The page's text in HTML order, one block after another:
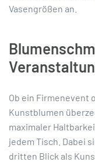
Vasengrößen an.
Ob ein Firmenevent
Kunstblumen
maximaler
jedem Tisch. Dabei
dritten Blick als